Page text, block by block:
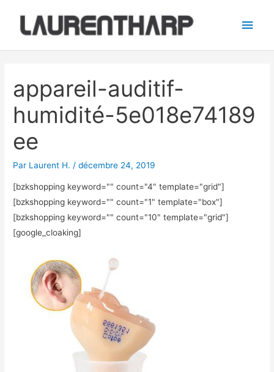
contenu
appareil-auditif-
humidité-5e018e74189
ee
Par Laurent H. /décembre 24, 2019
[bzkshopping keyword="" count="4" template="grid"]
[bzkshopping keyword="" count="1" template="box"]
[bzkshopping keyword="" count="10" template="grid"]
[google_cloaking]
articles